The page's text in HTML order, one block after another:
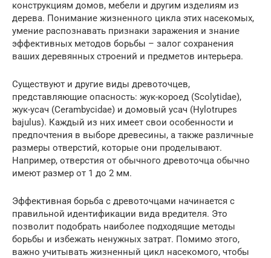
конструкциям домов, мебели и другим изделиям из
дерева. Понимание жизненного цикла этих насекомых,
умение распознавать признаки заражения и знание
эффективных методов борьбы – залог сохранения
ваших деревянных строений и предметов интерьера.
Существуют и другие виды древоточцев,
представляющие опасность: жук-короед (Scolytidae),
жук-усач (Cerambycidae) и домовый усач (Hylotrupes
bajulus). Каждый из них имеет свои особенности и
предпочтения в выборе древесины, а также различные
размеры отверстий, которые они проделывают.
Например, отверстия от обычного древоточца обычно
имеют размер от 1 до 2 мм.
Эффективная борьба с древоточцами начинается с
правильной идентификации вида вредителя. Это
позволит подобрать наиболее подходящие методы
борьбы и избежать ненужных затрат. Помимо этого,
важно учитывать жизненный цикл насекомого, чтобы